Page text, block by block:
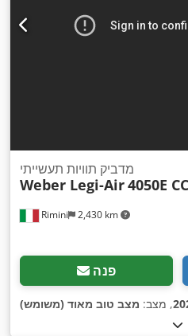
Rimini 2,430 km
מדביק תוויות תעשייתי
Weber Legi-Air4050E
פנה
, מצב: מצב טוב מאוד (משומש)